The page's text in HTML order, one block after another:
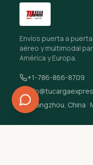
Envíos puerta a
aéreo y multimodal
América y Europa.
+1-786-866-8709
Guangzhou, China ·